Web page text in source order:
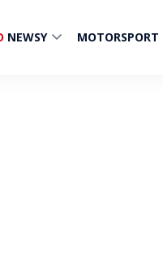
NEWSY MOTORSPORT